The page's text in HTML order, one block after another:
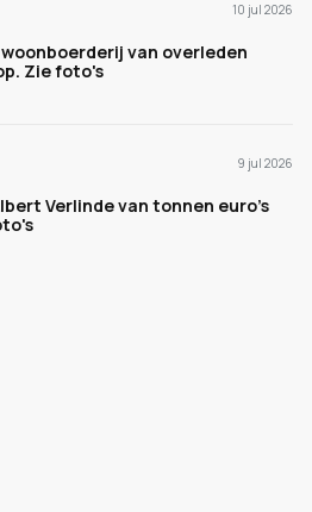
10 jul 2026
van overleden
Zie foto's
9 jul 2026
Verlinde van tonnen euro's